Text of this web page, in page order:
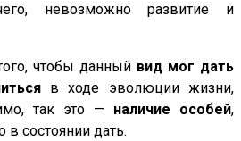
невозможно развитие и
чтобы данный вид мог дать
в ходе эволюции жизни,
так это — наличие особей,
в состоянии дать.